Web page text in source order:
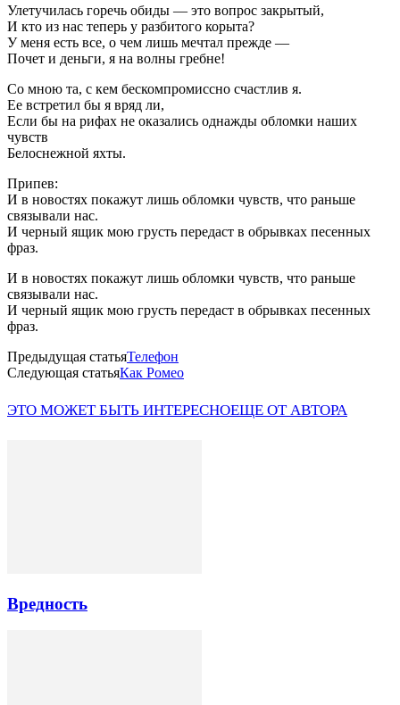
Улетучилась горечь обиды — это вопрос закрытый,
И кто из нас теперь у разбитого корыта?
У меня есть все, о чем лишь мечтал прежде —
Почет и деньги, я на волны гребне!
Со мною та, с кем бескомпромиссно счастлив я.
Ее встретил бы я вряд ли,
Если бы на рифах не оказались однажды обломки наших
чувств
Белоснежной яхты.
Припев:
И в новостях покажут лишь обломки чувств, что раньше
связывали нас.
И черный ящик мою грусть передаст в обрывках песенных
фраз.
И в новостях покажут лишь обломки чувств, что раньше
связывали нас.
И черный ящик мою грусть передаст в обрывках песенных
фраз.
Предыдущая статьяТелефон
Следующая статьяКак Ромео
ЭТО МОЖЕТ БЫТЬ ИНТЕРЕСНОЕЩЕ ОТ АВТОРА
Вредность